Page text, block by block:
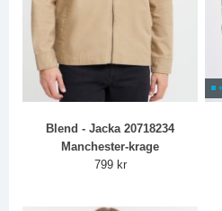
Blend - Jacka 20718234
Manchester-krage
799 kr